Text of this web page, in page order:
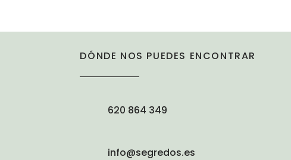
DÓNDE NOS PUEDES ENCONTRAR
620 864 349
info@segredos.es